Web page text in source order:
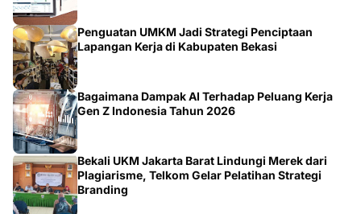
Penguatan UMKM Jadi Strategi Penciptaan
Lapangan Kerja di Kabupaten Bekasi
Bagaimana Dampak AI Terhadap Peluang Kerja
Gen Z Indonesia Tahun 2026
Bekali UKM Jakarta Barat Lindungi Merek dari
Plagiarisme, Telkom Gelar Pelatihan Strategi
Branding